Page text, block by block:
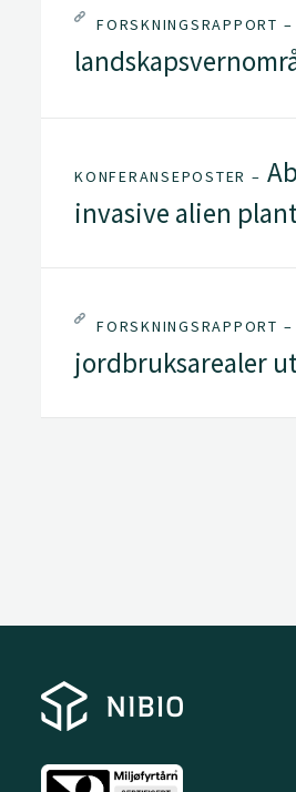
FORSKNINGSRAPPORT –
KONFERANSEPOSTER –
invasive alien
FORSKNINGSRAPPORT –
jordbruksarealer